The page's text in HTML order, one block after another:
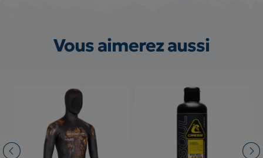
Vous aimerez aussi